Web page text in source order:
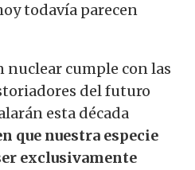
todavía parecen
nuclear cumple con las
del futuro
esta década
que nuestra especie
exclusivamente